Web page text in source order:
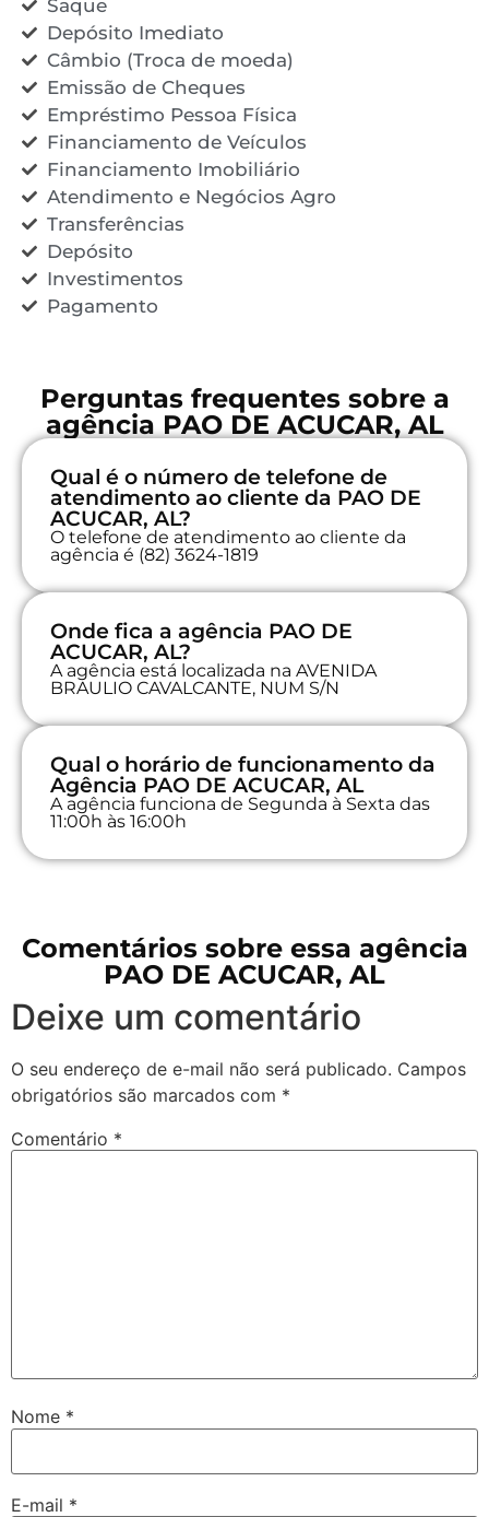
Saque
Depósito Imediato
Câmbio (Troca de moeda)
Emissão de Cheques
Empréstimo Pessoa Física
Financiamento de Veículos
Financiamento Imobiliário
Atendimento e Negócios Agro
Transferências
Depósito
Investimentos
Pagamento
Perguntas frequentes sobre a
agência PAO DE ACUCAR, AL
Qual é o número de telefone de
atendimento ao cliente da PAO DE
ACUCAR, AL?
O telefone de atendimento ao cliente da
agência é (82) 3624-1819
Onde fica a agência PAO DE
ACUCAR, AL?
A agência está localizada na AVENIDA
BRAULIO CAVALCANTE, NUM S/N
Qual o horário de funcionamento da
Agência PAO DE ACUCAR, AL
A agência funciona de Segunda à Sexta das
11:00h às 16:00h
Comentários sobre essa agência
PAO DE ACUCAR, AL
Deixe um comentário
O seu endereço de e-mail não será publicado. Campos
obrigatórios são marcados com *
Comentário *
Nome *
E-mail *